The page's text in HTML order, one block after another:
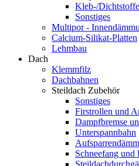
Kleb-/Dichtstoffe
Sonstiges
Multipor -
Calcium-Silikat-Platten
Lehmbau
Dach
Klemmfilz
Dachbahnen
Steildach Zubehör
Sonstiges
Firstrollen und
Dampfbremse
Unterspannbahn
Schneefang